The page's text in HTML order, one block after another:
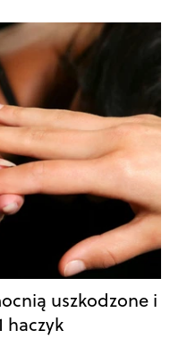
uszkodzone i
haczyk